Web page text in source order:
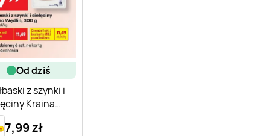
od dziś
z szynki i
Kraina
7,99 zł